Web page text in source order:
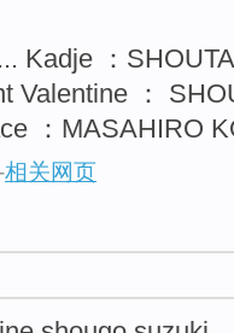
Kadje ：
Valentine ：
：MASAHIRO
-相关网页